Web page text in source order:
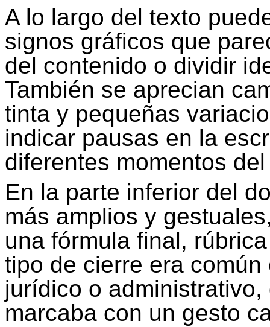
A lo largo del texto
signos gráficos que
del contenido o dividir
También se aprecian
tinta y pequeñas
indicar pausas en la
diferentes momentos
En la parte inferior del
más amplios y
una fórmula final,
tipo de cierre era
jurídico o
marcaba con un gesto